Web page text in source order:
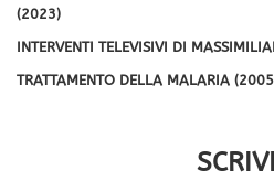
(2023)
INTERVENTI TELEVISIVI DI
TRATTAMENTO DELLA MALARIA